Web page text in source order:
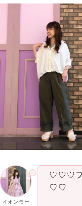
イオンモー
♡♡♡フ
♡♡